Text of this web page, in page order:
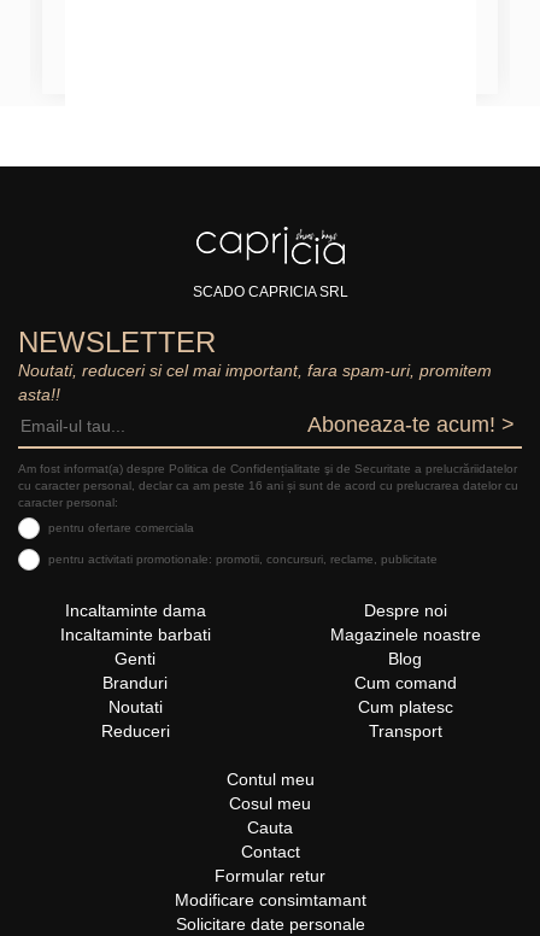
SCADO CAPRICIA SRL
NEWSLETTER
Noutati, reduceri si cel mai important, fara spam-uri, promitem
asta!!
Aboneaza-te acum! >
Am fost informat(a) despre Politica de Confidențialitate şi de Securitate a prelucrăriidatelor
cu caracter personal, declar ca am peste 16 ani și sunt de acord cu prelucrarea datelor cu
caracter personal:
pentru ofertare comerciala
pentru activitati promotionale: promotii, concursuri, reclame, publicitate
Incaltaminte dama
Incaltaminte barbati
Genti
Branduri
Noutati
Reduceri
Despre noi
Magazinele noastre
Blog
Cum comand
Cum platesc
Transport
Contul meu
Cosul meu
Cauta
Contact
Formular retur
Modificare consimtamant
Solicitare date personale